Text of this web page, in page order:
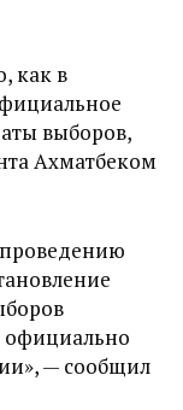
как в
выборов,
Ахматбеком
официально
— сообщил